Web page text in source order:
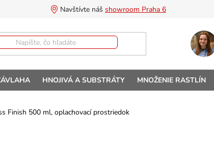
Navštívte náš showroom Praha 6
HNOJIVÁ A SUBSTRÁTY MNOŽENIE RASTLÍN
Finish 500 ml, oplachovací prostriedok